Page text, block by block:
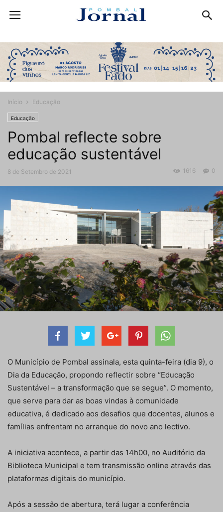
Início Educação
Educação
Pombal reflecte sobre
educação sustentável
8 de Setembro de 2021 0
1616
O Município de Pombal assinala, esta quinta-feira (dia 9), o
Dia da Educação, propondo reflectir sobre “Educação
Sustentável – a transformação que se segue”. O momento,
que serve para dar as boas vindas à comunidade
educativa, é dedicado aos desafios que docentes, alunos e
famílias enfrentam no arranque do novo ano lectivo.
A iniciativa acontece, a partir das 14h00, no Auditório da
Biblioteca Municipal e tem transmissão online através das
plataformas digitais do município.
Após a sessão de abertura, terá lugar a conferência